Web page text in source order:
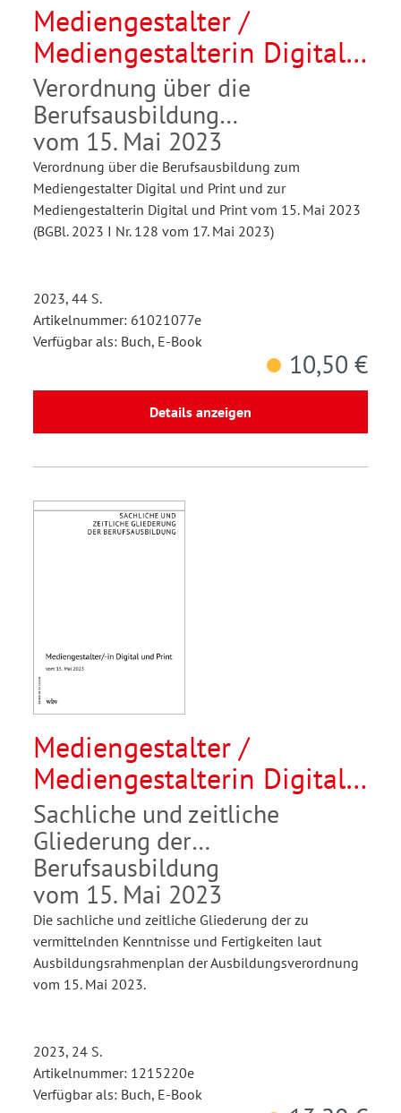
Mediengestalter /
Mediengestalterin Digital
und Print
Verordnung über die
Berufsausbildung
vom 15. Mai 2023
Verordnung über die Berufsausbildung zum
Mediengestalter Digital und Print und zur
Mediengestalterin Digital und Print vom 15. Mai 2023
(BGBl. 2023 I Nr. 128 vom 17. Mai 2023)
2023, 44 S.
Artikelnummer: 61021077e
Verfügbar als: Buch, E-Book
10,50 €
Details anzeigen
Mediengestalter /
Mediengestalterin Digital
und Print
Sachliche und zeitliche
Gliederung der
Berufsausbildung
vom 15. Mai 2023
Die sachliche und zeitliche Gliederung der zu
vermittelnden Kenntnisse und Fertigkeiten laut
Ausbildungsrahmenplan der Ausbildungsverordnung
vom 15. Mai 2023.
2023, 24 S.
Artikelnummer: 1215220e
Verfügbar als: Buch, E-Book